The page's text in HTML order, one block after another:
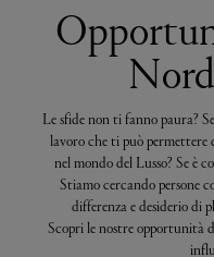
Le sfide non ti fanno paura?
lavoro che ti può permettere
nel mondo del Lusso? Se è
Stiamo cercando persone
differenza e desiderio di
Scopri le nostre opportunità